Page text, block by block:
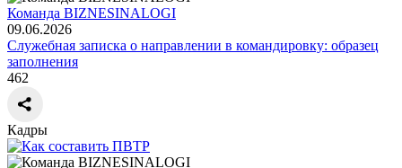
Команда BIZNESINALOGI
09.06.2026
Служебная записка о направлении в командировку: образец
заполнения
462
Кадры